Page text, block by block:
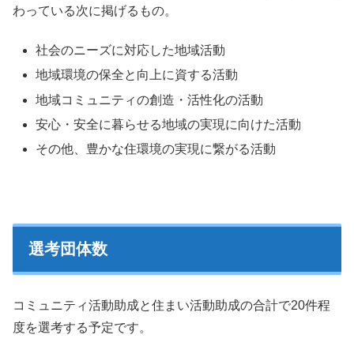
わっている次に掲げるもの。
社会のニーズに対応した地域活動
地域環境の保全と向上に資する活動
地域コミュニティの創造・活性化の活動
安心・安全に暮らせる地域の実現に向けた活動
その他、豊かな住環境の実現に繋がる活動
選考団体数
コミュニティ活動助成と住まい活動助成の合計で20件程
度を選考する予定です。